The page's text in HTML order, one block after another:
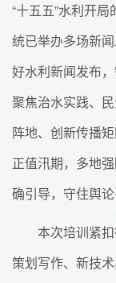
“十五五”水利开
统已举办多场新
好水利新闻发布
聚焦治水实践、
阵地、创新传播
正值汛期，多地
确引导，守住舆论
本次培训紧
策划写作、新技